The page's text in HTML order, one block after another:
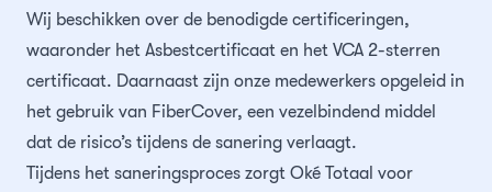
Wij beschikken over de benodigde certificeringen,
waaronder het Asbestcertificaat en het VCA 2-sterren
certificaat. Daarnaast zijn onze medewerkers opgeleid in
het gebruik van FiberCover, een vezelbindend middel
dat de risico’s tijdens de sanering verlaagt.
Tijdens het saneringsproces zorgt Oké Totaal voor